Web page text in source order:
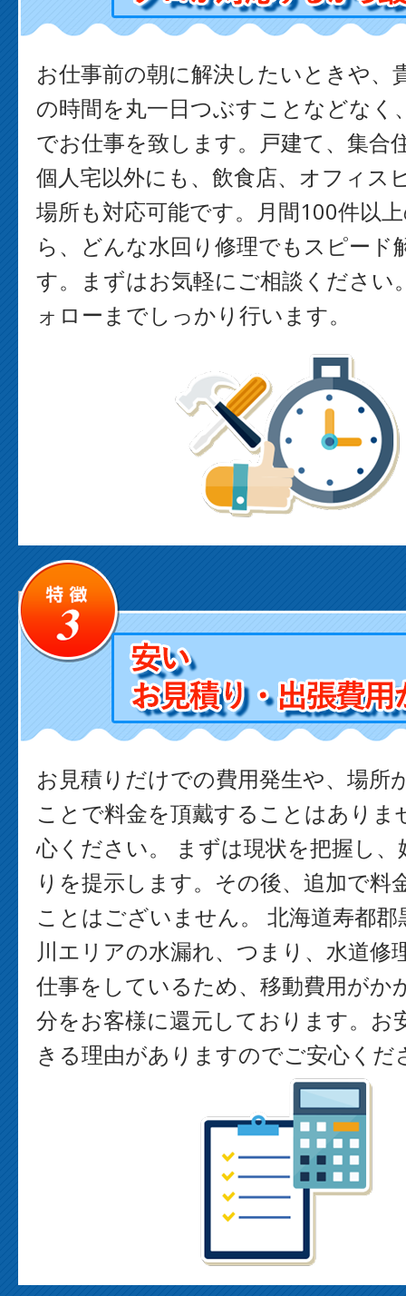
お仕事前の朝に解決したいときや、
の時間を丸一日つぶすことなどなく
でお仕事を致します。戸建て、集合
個人宅以外にも、飲食店、オフィス
場所も対応可能です。月間100件以
ら、どんな水回り修理でもスピード
す。まずはお気軽にご相談ください
ォローまでしっかり行います。
お見積りだけでの費用発生や、場所
ことで料金を頂戴することはありま
心ください。 まずは現状を把握し
りを提示します。その後、追加で料
ことはございません。 北海道寿都郡
川エリアの水漏れ、つまり、水道修
仕事をしているため、移動費用がか
分をお客様に還元しております。お
きる理由がありますのでご安心くだ